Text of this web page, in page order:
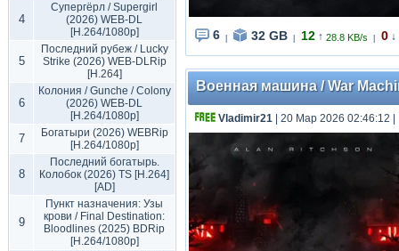
4
Супергёрл / Supergirl
(2026) WEB-DL
[H.264/1080p]
5
Последний рубеж / Lucky
Strike (2026) WEB-DLRip
[H.264]
6
Колония / Gunche / Colony
(2026) WEB-DL
[H.264/1080p]
7
Богатыри (2026) WEBRip
[H.264/1080p]
8
Последний богатырь.
Колобок (2026) TS [H.264]
[AD]
9
Пункт назначения: Узы
крови / Final Destination:
Bloodlines (2025) BDRip
[H.264/1080p]
6 32 GB 12 ↑ 28.8 KB/s 0 ↓
Военная машина / War
Vladimir21 | 20 Мар 2026 02:46:12